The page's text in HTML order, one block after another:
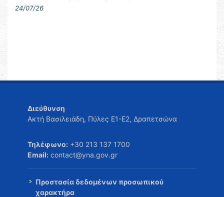
24/07/26
Διεύθυνση
Ακτή Βασιλειάδη, Πύλες Ε1-Ε2, Δραπετσώνα
Τηλέφωνο: +30 213 137 1700
Email: contact@yna.gov.gr
Προστασία δεδομένων προσωπικού
χαρακτήρα